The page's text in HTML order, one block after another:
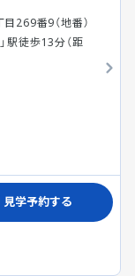
269番9（地番）
駅徒歩13分（距
見学予約する